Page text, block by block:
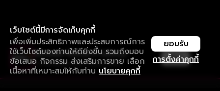
เว็บไซต์นี้มีการจัดเก็บคุกกี้
เพื่อเพิ่มประสิทธิภาพและประสบการณ์การ
ใช้เว็บไซต์ของท่านให้ดียิ่งขึ้น รวมถึงมอบ
ข้อเสนอ กิจกรรม ส่งเสริมการขาย เลือก
เนื้อหาที่เหมาะสมให้กับท่าน นโยบายคุกกี้
การตั้งค่าคุกกี้
ยอมรับ
ใช้งานแอป ลื่นไหลกว่า ไม่มีสะดุด
ดาวน์โหลดแอปเพื่อการรับชมที่ดีกว่า เปิด